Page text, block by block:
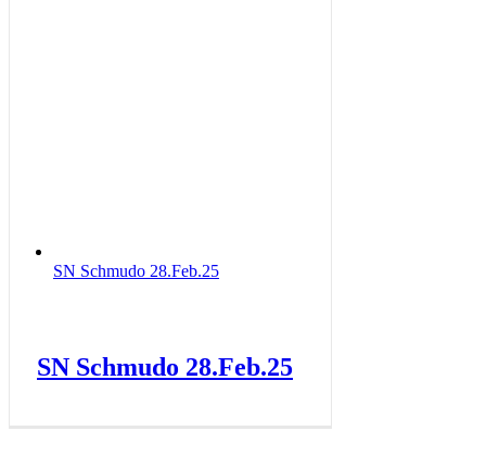
SN Schmudo 28.Feb.25
SN Schmudo 28.Feb.25